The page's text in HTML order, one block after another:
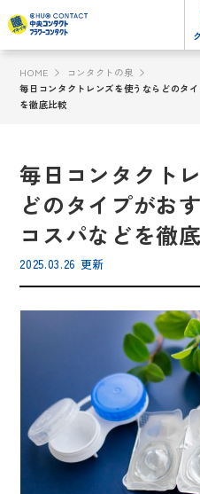
HOME
コンタクトの泉
毎日コンタクトレンズを使うならどのタ
を徹底比較
毎日コンタクト
どのタイプがお
コスパなどを徹
2025.03.26 更新